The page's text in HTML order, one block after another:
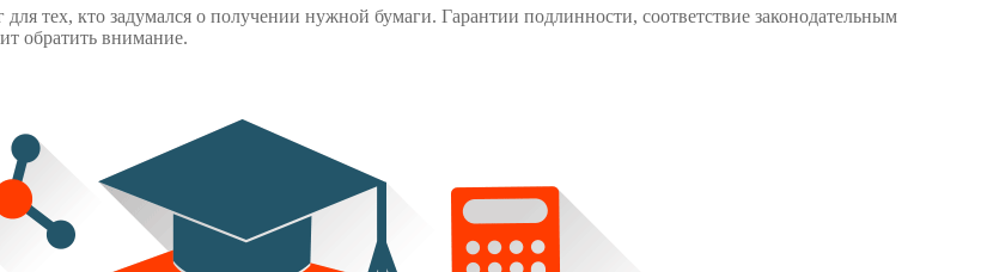
тех, кто задумался о получении нужной бумаги. Гарантии подлинности, соответствие законодательным
обратить внимание.